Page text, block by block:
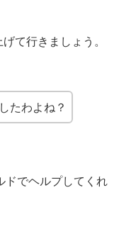
て行きましょう。
たわよね？
ドでヘルプしてくれ